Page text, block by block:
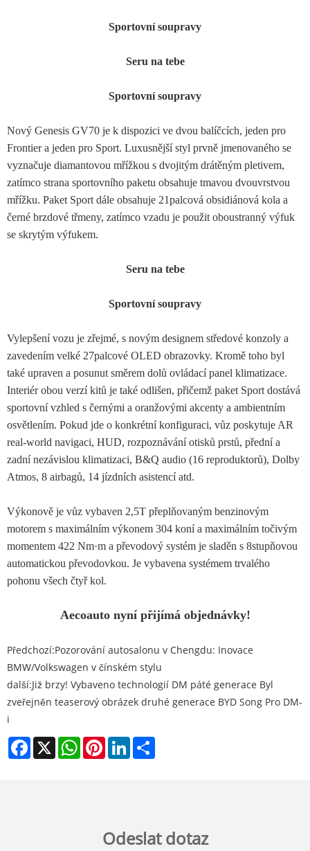
Sportovní soupravy
Seru na tebe
Sportovní soupravy
Nový Genesis GV70 je k dispozici ve dvou balíčcích, jeden pro
Frontier a jeden pro Sport. Luxusnější styl prvně jmenovaného se
vyznačuje diamantovou mřížkou s dvojitým drátěným pletivem,
zatímco strana sportovního paketu obsahuje tmavou dvouvrstvou
mřížku. Paket Sport dále obsahuje 21palcová obsidiánová kola a
černé brzdové třmeny, zatímco vzadu je použit oboustranný výfuk
se skrytým výfukem.
Seru na tebe
Sportovní soupravy
Vylepšení vozu je zřejmé, s novým designem středové konzoly a
zavedením velké 27palcové OLED obrazovky. Kromě toho byl
také upraven a posunut směrem dolů ovládací panel klimatizace.
Interiér obou verzí kitů je také odlišen, přičemž paket Sport dostává
sportovní vzhled s černými a oranžovými akcenty a ambientním
osvětlením. Pokud jde o konkrétní konfiguraci, vůz poskytuje AR
real-world navigaci, HUD, rozpoznávání otisků prstů, přední a
zadní nezávislou klimatizaci, B&Q audio (16 reproduktorů), Dolby
Atmos, 8 airbagů, 14 jízdních asistencí atd.
Výkonově je vůz vybaven 2,5T přeplňovaným benzinovým
motorem s maximálním výkonem 304 koní a maximálním točivým
momentem 422 Nm·m a převodový systém je sladěn s 8stupňovou
automatickou převodovkou. Je vybavena systémem trvalého
pohonu všech čtyř kol.
Aecoauto nyní přijímá objednávky!
Předchozí:Pozorování autosalonu v Chengdu: Inovace
BMW/Volkswagen v čínském stylu
další:Již brzy! Vybaveno technologií DM páté generace Byl
zveřejněn teaserový obrázek druhé generace BYD Song Pro DM-
i
Facebook
X WhatsAppPinterestLinkedIn
Odeslat dotaz